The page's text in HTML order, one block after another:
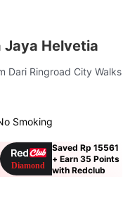
Jaya Helvetia
Dari Ringroad City Walks
Smoking
Saved Rp 15561
+ Earn 35 Points
with Redclub